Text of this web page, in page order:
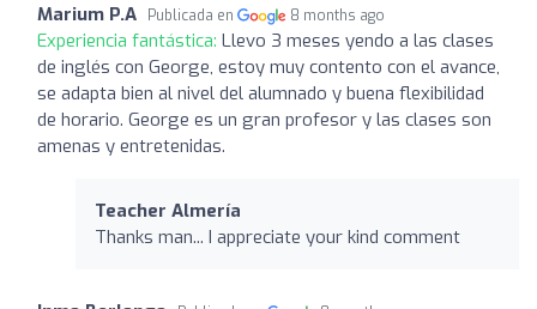
Marium P.A Publicada en 8 months ago
Experiencia fantástica: Llevo 3 meses yendo a las clases
de inglés con George, estoy muy contento con el avance,
se adapta bien al nivel del alumnado y buena flexibilidad
de horario. George es un gran profesor y las clases son
amenas y entretenidas.
Teacher Almería
Thanks man... I appreciate your kind comment